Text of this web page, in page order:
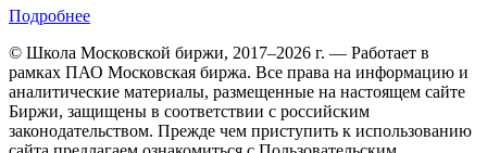
Подробнее
© Школа Московской биржи, 2017–2026 г. — Работает в
рамках ПАО Московская биржа. Все права на информацию и
аналитические материалы, размещенные на настоящем сайте
Биржи, защищены в соответствии с российским
законодательством. Прежде чем приступить к использованию